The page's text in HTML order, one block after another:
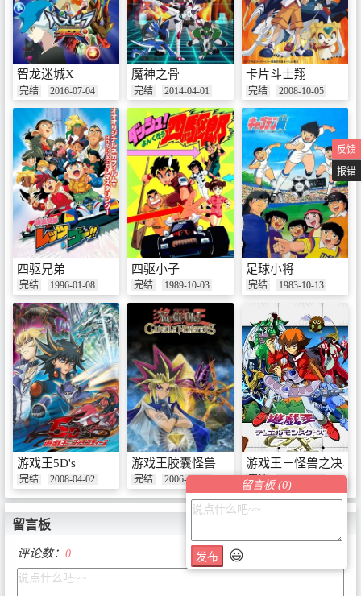
智龙迷城X
完结 2016-07-04
魔神之骨
完结 2014-04-01
卡片斗士翔
完结 2008-10-05
四驱兄弟
完结 1996-01-08
四驱小子
完结 1989-10-03
足球小将
完结 1983-10-13
游戏王5D's
完结 2008-04-02
游戏王胶囊怪兽
完结 2006-09-09
游戏王－怪兽之决斗
完结 2004-10-06
留言板
评论数： 0
留言板 (0)
发布 😃
反馈
报错